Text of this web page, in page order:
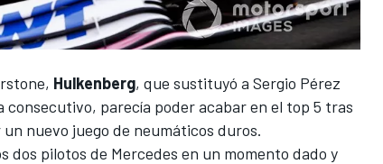
Hulkenberg, que sustituyó a Sergio Pérez
consecutivo, parecía poder acabar en el top 5 tras
nuevo juego de neumáticos duros.
dos pilotos de Mercedes en un momento dado y